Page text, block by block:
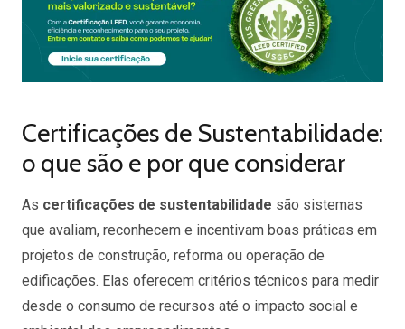
Certificações de Sustentabilidade:
o que são e por que considerar
As certificações de sustentabilidade são sistemas
que avaliam, reconhecem e incentivam boas práticas em
projetos de construção, reforma ou operação de
edificações. Elas oferecem critérios técnicos para medir
desde o consumo de recursos até o impacto social e